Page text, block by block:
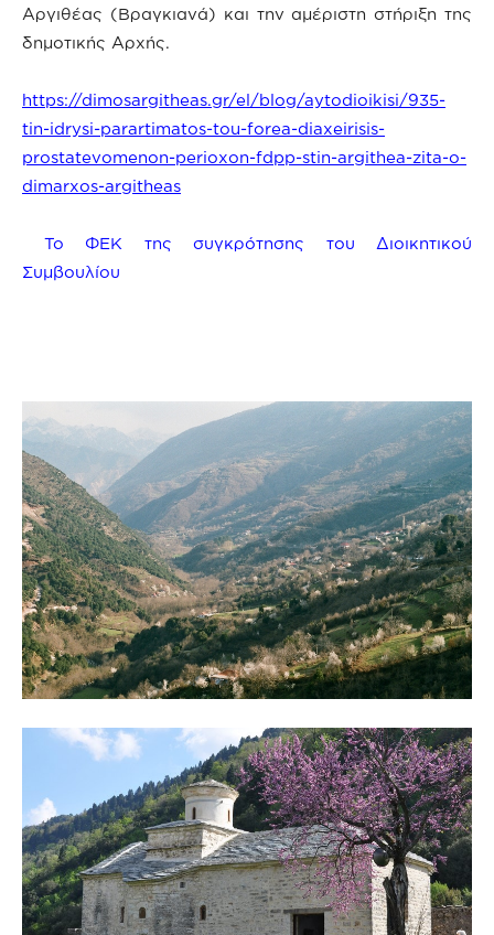
Αργιθέας (Βραγκιανά) και την αμέριστη στήριξη της
δημοτικής Αρχής.
https://dimosargitheas.gr/el/blog/aytodioikisi/935-
tin-idrysi-parartimatos-tou-forea-diaxeirisis-
prostatevomenon-perioxon-fdpp-stin-argithea-zita-o-
dimarxos-argitheas
To ΦΕΚ της συγκρότησης του Διοικητικού
Συμβουλίου